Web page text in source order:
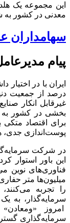
این مجموعه یک
معدنی در کشور به
سهامداران
پیام
ایران با در
درصد از جمعیت
غیرقابل انکار
بخشی در کشور به
برای اقتصاد متکی
پوست‌اندازی
در شرکت
این باور استوار
فناوری‌های نوین
میلیون‌ها متر
را تجربه
سرمایه‌گذار، به
امروز